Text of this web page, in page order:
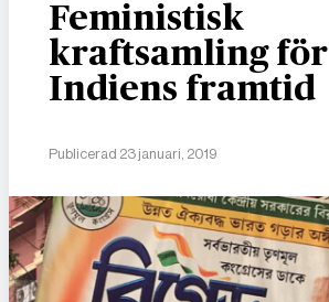
Feministisk
kraftsamling för
Indiens framtid
Publicerad 23 januari, 2019